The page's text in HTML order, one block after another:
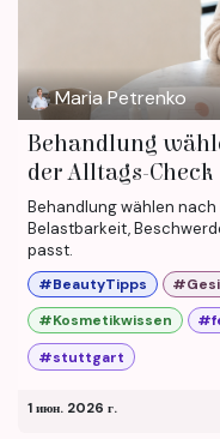
Maria Petrenko
Behandlung
der Alltags-Check
Behandlung wählen
Belastbarkeit,
passt.
#BeautyTipps
#Kosmetikwissen
#stuttgart
1 июн. 2026 г.